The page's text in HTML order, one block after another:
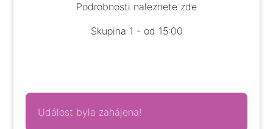
Podrobnosti naleznete zde
Skupina 1 - od 15:00
Událost byla zahájena!